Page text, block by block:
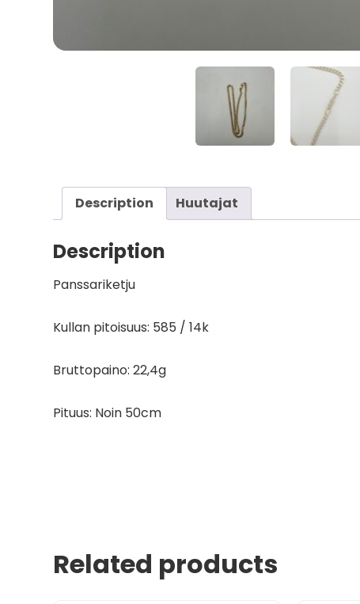
Description Huutajat
Description
Panssariketju
Kullan pitoisuus: 585 / 14k
Bruttopaino: 22,4g
Pituus: Noin 50cm
Related products